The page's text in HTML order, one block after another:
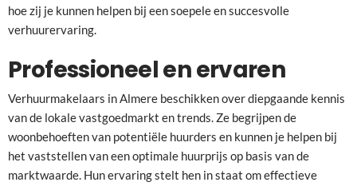
hoe zij je kunnen helpen bij een soepele en succesvolle
verhuurervaring.
Professioneel en ervaren
Verhuurmakelaars in Almere beschikken over diepgaande kennis
van de lokale vastgoedmarkt en trends. Ze begrijpen de
woonbehoeften van potentiële huurders en kunnen je helpen bij
het vaststellen van een optimale huurprijs op basis van de
marktwaarde. Hun ervaring stelt hen in staat om effectieve